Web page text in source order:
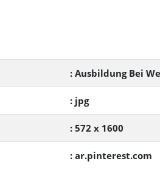
: Ausbildung Bei
: jpg
: 572 x 1600
: ar.pinterest.com